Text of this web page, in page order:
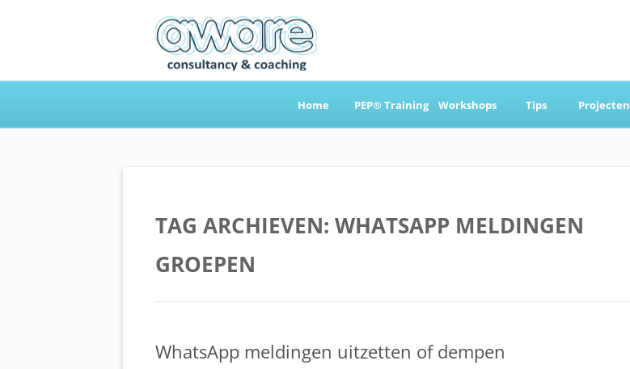
Ga
de
Home PEP® Training Workshops Tips Projecten
TAG ARCHIEVEN: WHATSAPP MELDINGEN
GROEPEN
WhatsApp meldingen uitzetten of dempen